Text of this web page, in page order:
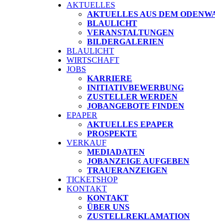
AKTUELLES
AKTUELLES AUS DEM
BLAULICHT
VERANSTALTUNGEN
BILDERGALERIEN
BLAULICHT
WIRTSCHAFT
JOBS
KARRIERE
INITIATIVBEWERBUNG
ZUSTELLER WERDEN
JOBANGEBOTE FINDEN
EPAPER
AKTUELLES EPAPER
PROSPEKTE
VERKAUF
MEDIADATEN
JOBANZEIGE AUFGEBEN
TRAUERANZEIGEN
TICKETSHOP
KONTAKT
KONTAKT
ÜBER UNS
ZUSTELLREKLAMATION